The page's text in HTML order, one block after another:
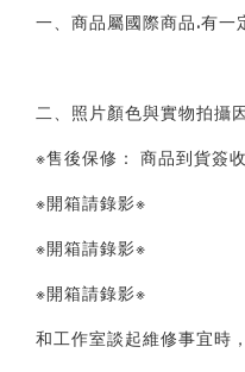
一、商品屬國際商品.有一
二、照片顏色與實物拍攝
※售後保修： 商品到貨簽
※開箱請錄影※
※開箱請錄影※
※開箱請錄影※
和工作室談起維修事宜時